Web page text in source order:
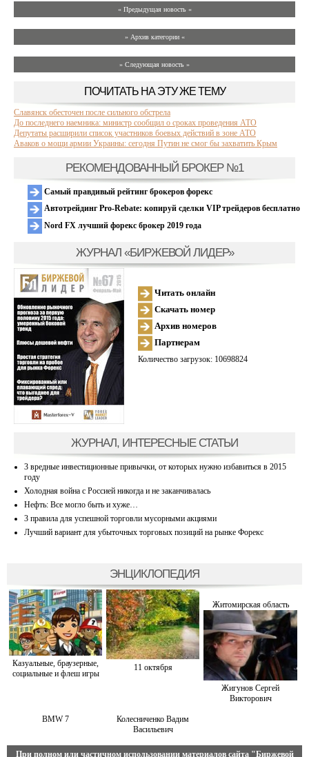
« Предыдущая новость «
» Архив категории «
» Следующая новость »
ПОЧИТАТЬ НА ЭТУ ЖЕ ТЕМУ
Славянск обесточен после сильного обстрела
До последнего наемника: министр сообщил о сроках проведения АТО
Депутаты расширили список участников боевых действий в зоне АТО
Аваков о мощи армии Украины: сегодня Путин не смог бы захватить Крым
РЕКОМЕНДОВАННЫЙ БРОКЕР №1
Самый правдивый рейтинг брокеров форекс
Автотрейдинг Pro-Rebate: копируй сделки VIP трейдеров бесплатно
Nord FX лучший форекс брокер 2019 года
ЖУРНАЛ «БИРЖЕВОЙ ЛИДЕР»
Читать онлайн
Скачать номер
Архив номеров
Партнерам
Количество загрузок: 10698824
ЖУРНАЛ, ИНТЕРЕСНЫЕ СТАТЬИ
3 вредные инвестиционные привычки, от которых нужно избавиться в 2015
году
Холодная война с Россией никогда и не заканчивалась
Нефть: Все могло быть и хуже…
3 правила для успешной торговли мусорными акциями
Лучший вариант для убыточных торговых позиций на рынке Форекс
ЭНЦИКЛОПЕДИЯ
Казуальные, браузерные,
социальные и флеш игры
11 октября
Житомирская область
Жигунов Сергей
Викторович
BMW 7
Колесниченко Вадим
Васильевич
При полном или частичном использовании материалов сайта "Биржевой